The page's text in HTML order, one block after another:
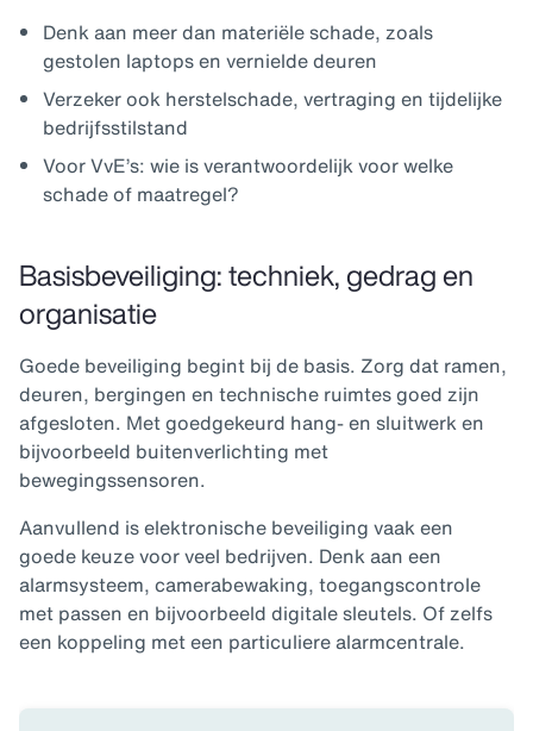
Denk aan meer dan materiële schade, zoals
gestolen laptops en vernielde deuren
Verzeker ook herstelschade, vertraging en tijdelijke
bedrijfsstilstand
Voor VvE’s: wie is verantwoordelijk voor welke
schade of maatregel?
Basisbeveiliging: techniek, gedrag en
organisatie
Goede beveiliging begint bij de basis. Zorg dat ramen,
deuren, bergingen en technische ruimtes goed zijn
afgesloten. Met goedgekeurd hang- en sluitwerk en
bijvoorbeeld buitenverlichting met
bewegingssensoren.
Aanvullend is elektronische beveiliging vaak een
goede keuze voor veel bedrijven. Denk aan een
alarmsysteem, camerabewaking, toegangscontrole
met passen en bijvoorbeeld digitale sleutels. Of zelfs
een koppeling met een particuliere alarmcentrale.